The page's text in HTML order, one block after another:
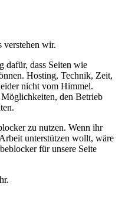
verstehen wir.
dafür, dass Seiten wie
Hosting, Technik, Zeit,
nicht vom Himmel.
den Betrieb
zu nutzen. Wenn ihr
unterstützen wollt, wäre
für unsere Seite